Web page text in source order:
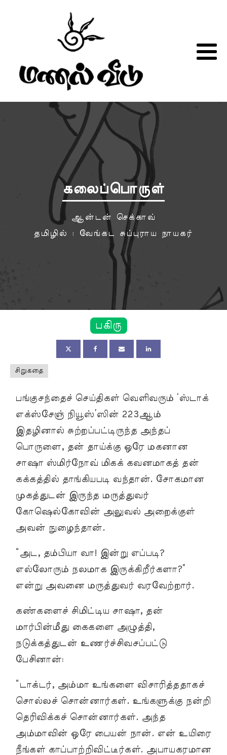
கலைப்பொருள்
ஆன்டன் செக்காவ்
தமிழில் : வேங்கட சுப்புராய நாயகர்
பகிரு
சிறுகதை
பங்குசந்தைச் செய்திகள் வெளிவரும் ‘ஸ்டாக்
எக்ஸ்சேஞ் நியூஸ்’ஸின் 223ஆம்
இதழினால் சுற்றப்பட்டிருந்த அந்தப்
பொருளை, தன் தாய்க்கு ஒரே மகனான
சாஷா ஸ்மிர்நோவ் மிகக் கவனமாகத் தன்
கக்கத்தில் தாங்கியபடி வந்தான். சோகமான
முகத்துடன் இருந்த மருத்துவர்
கோஷெல்கோவின் அலுவல் அறைக்குள்
அவன் நுழைந்தான்.
“அட, தம்பியா வா! இன்று எப்படி?
எல்லோரும் நலமாக இருக்கிறீர்களா?”
என்று அவனை மருத்துவர் வரவேற்றார்.
கண்களைச் சிமிட்டிய சாஷா, தன்
மார்பின்மீது கைகளை அழுத்தி,
நடுக்கத்துடன் உணர்ச்சிவசப்பட்டு
பேசினான்:
“டாக்டர், அம்மா உங்களை விசாரித்ததாகச்
சொல்லச் சொன்னார்கள். உங்களுக்கு நன்றி
தெரிவிக்கச் சொன்னார்கள். அந்த
அம்மாவின் ஒரே பையன் நான். என் உயிரை
நீங்கள் காப்பாற்றிவிட்டீர்கள். அபாயகரமான